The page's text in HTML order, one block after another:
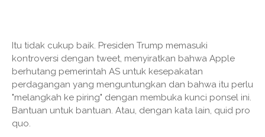
Itu tidak cukup baik. Presiden Trump memasuki
kontroversi dengan tweet, menyiratkan bahwa Apple
berhutang pemerintah AS untuk kesepakatan
perdagangan yang menguntungkan dan bahwa itu perlu
"melangkah ke piring" dengan membuka kunci ponsel ini.
Bantuan untuk bantuan. Atau, dengan kata lain, quid pro
quo.